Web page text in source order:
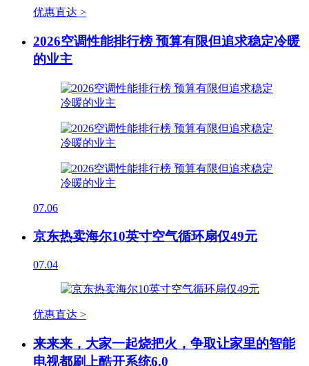
优惠直达 >
2026空调性能排行榜 预算有限但追求稳定冷暖
的业主
07.06
京东热卖海尔10英寸空气循环扇仅49元
07.04
优惠直达 >
来来来，大家一起烧把火，争取让家里的智能
电视都刷上酷开系统6.0